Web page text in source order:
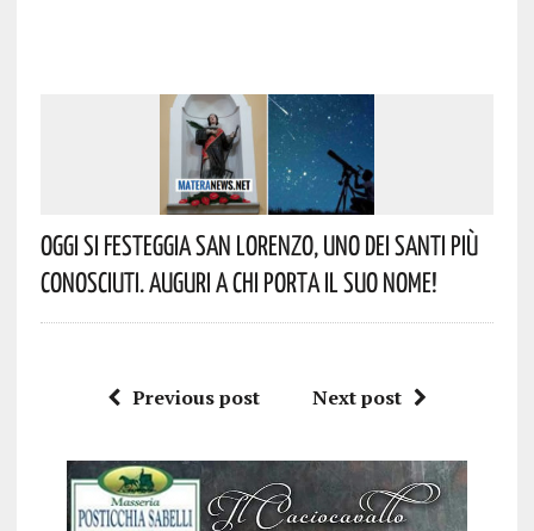
Oggi Si Festeggia San Lorenzo, Uno Dei Santi Più
Conosciuti. Auguri A Chi Porta Il Suo Nome!
Previous post Next post